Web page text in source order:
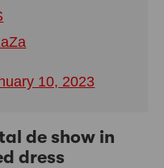
10, 2023
de show in
dress